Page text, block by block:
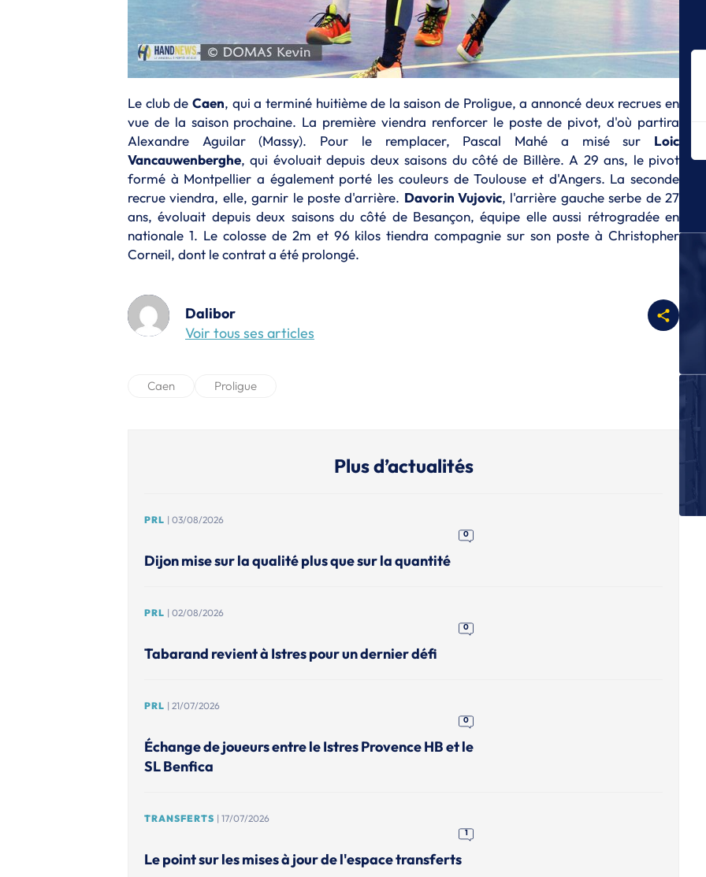
Le club de Caen, qui a terminé huitième de la saison de Proligue, a annoncé deux recrues en
vue de la saison prochaine. La première viendra renforcer le poste de pivot, d'où partira
Alexandre Aguilar (Massy). Pour le remplacer, Pascal Mahé a misé sur Loic
Vancauwenberghe, qui évoluait depuis deux saisons du côté de Billère. A 29 ans, le pivot
formé à Montpellier a également porté les couleurs de Toulouse et d'Angers. La seconde
recrue viendra, elle, garnir le poste d'arrière. Davorin Vujovic, l'arrière gauche serbe de 27
ans, évoluait depuis deux saisons du côté de Besançon, équipe elle aussi rétrogradée en
nationale 1. Le colosse de 2m et 96 kilos tiendra compagnie sur son poste à Christopher
Corneil, dont le contrat a été prolongé.
Dalibor
Voir tous ses articles
Caen Proligue
Plus d’actualités
PRL | 03/08/2026
0
Dijon mise sur la qualité plus que sur la quantité
PRL | 02/08/2026
0
Tabarand revient à Istres pour un dernier défi
PRL | 21/07/2026
0
Échange de joueurs entre le Istres Provence HB et le
SL Benfica
TRANSFERTS | 17/07/2026
1
Le point sur les mises à jour de l'espace transferts